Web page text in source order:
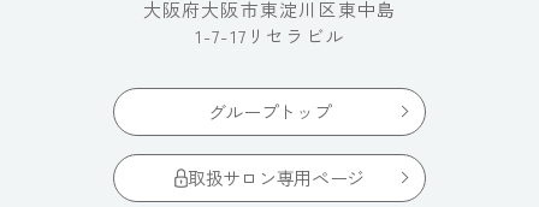
大阪府大阪市東淀川区東中島
1-7-17リセラビル
グループトップ
取扱サロン専用ページ